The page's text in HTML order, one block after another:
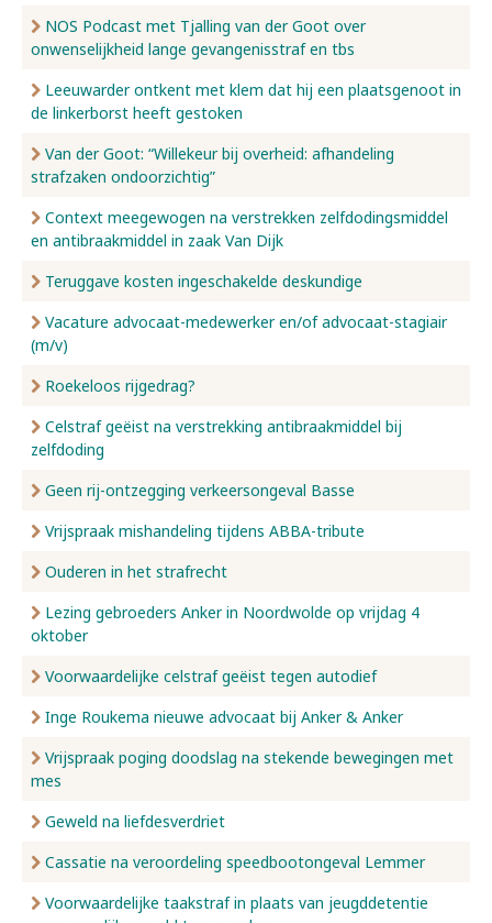
NOS Podcast met Tjalling van der Goot over
onwenselijkheid lange gevangenisstraf en tbs
Leeuwarder ontkent met klem dat hij een plaatsgenoot in
de linkerborst heeft gestoken
Van der Goot: “Willekeur bij overheid: afhandeling
strafzaken ondoorzichtig”
Context meegewogen na verstrekken zelfdodingsmiddel
en antibraakmiddel in zaak Van Dijk
Teruggave kosten ingeschakelde deskundige
Vacature advocaat-medewerker en/of advocaat-stagiair
(m/v)
Roekeloos rijgedrag?
Celstraf geëist na verstrekking antibraakmiddel bij
zelfdoding
Geen rij-ontzegging verkeersongeval Basse
Vrijspraak mishandeling tijdens ABBA-tribute
Ouderen in het strafrecht
Lezing gebroeders Anker in Noordwolde op vrijdag 4
oktober
Voorwaardelijke celstraf geëist tegen autodief
Inge Roukema nieuwe advocaat bij Anker & Anker
Vrijspraak poging doodslag na stekende bewegingen met
mes
Geweld na liefdesverdriet
Cassatie na veroordeling speedbootongeval Lemmer
Voorwaardelijke taakstraf in plaats van jeugddetentie